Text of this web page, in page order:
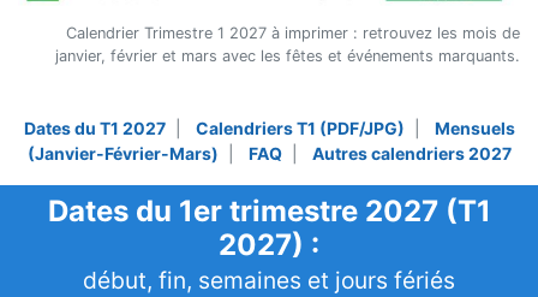
Calendrier Trimestre 1 2027 à imprimer : retrouvez les mois de
janvier, février et mars avec les fêtes et événements marquants.
Dates du T1 2027 Calendriers T1 (PDF/JPG)
Mensuels
(Janvier-Février-Mars)
FAQ Autres calendriers 2027
Dates du 1er trimestre 2027 (T1
2027) :
début, fin, semaines et jours fériés